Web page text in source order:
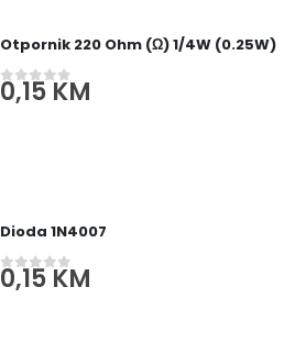
Otpornik 220 Ohm (Ω) 1/4W (0.25W)
0out of 5
0,15KM
Dioda 1N4007
0out of 5
0,15KM